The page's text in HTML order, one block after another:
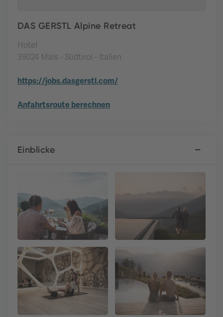
DAS GERSTL Alpine Retreat
Hotel
39024 Mals - Südtirol - Italien
https://jobs.dasgerstl.com/
Anfahrtsroute berechnen
Einblicke